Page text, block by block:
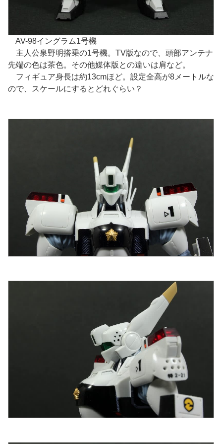
AV-98イングラム1号機
主人公泉野明搭乗の1号機。TV版なので、頭部アンテナ
先端の色は茶色。その他媒体版との違いは肩など。
フィギュア身長は約13cmほど。設定全高が8メートルな
ので、スケールにするとどれぐらい？